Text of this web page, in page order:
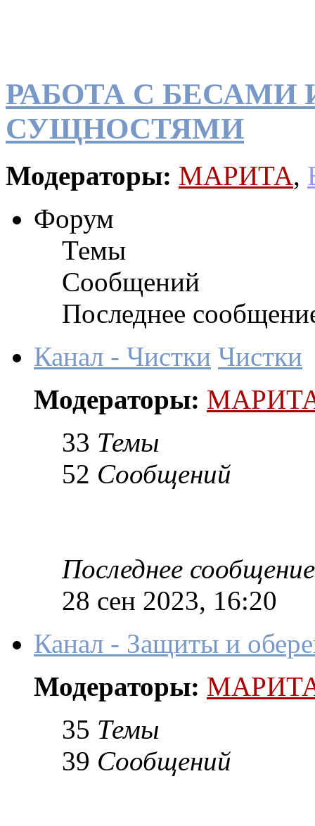
РАБОТА С
СУЩНОСТЯМИ
Модераторы: МАРИТА,
Форум
Темы
Сообщений
Последнее
Канал - Чистки­ Чистки­
Модераторы:
33 Темы
52 Сообщений
Последнее сообщение
28 сен 2023, 16:20
Канал - Защиты и
Модераторы:
35 Темы
39 Сообщений